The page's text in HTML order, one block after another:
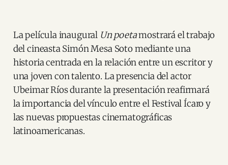
La película inaugural Un poetamostrará el trabajo
del cineasta Simón Mesa Soto mediante una
historia centrada en la relación entre un escritor y
una joven con talento. La presencia del actor
Ubeimar Ríos durante la presentación reafirmará
la importancia del vínculo entre el Festival Ícaro y
las nuevas propuestas cinematográficas
latinoamericanas.